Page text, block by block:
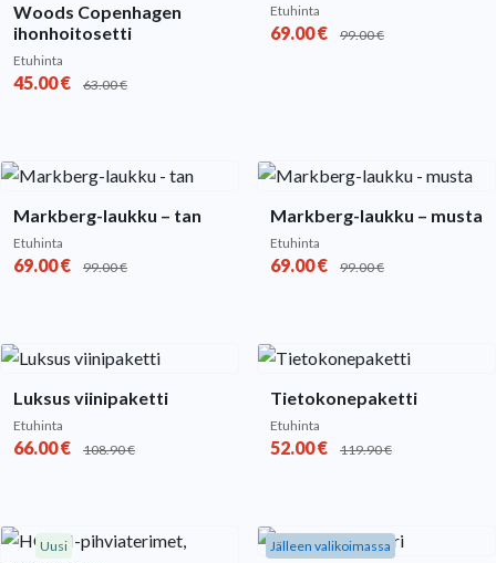
Woods Copenhagen
ihonhoitosetti
Etuhinta
45.00€ 63.00€
Etuhinta
69.00€ 99.00€
Markberg-laukku – tan
Etuhinta
69.00€ 99.00€
Markberg-laukku – musta
Etuhinta
69.00€ 99.00€
Luksus viinipaketti
Etuhinta
66.00€ 108.90€
Tietokonepaketti
Etuhinta
52.00€ 119.90€
Uusi Jälleen valikoimassa